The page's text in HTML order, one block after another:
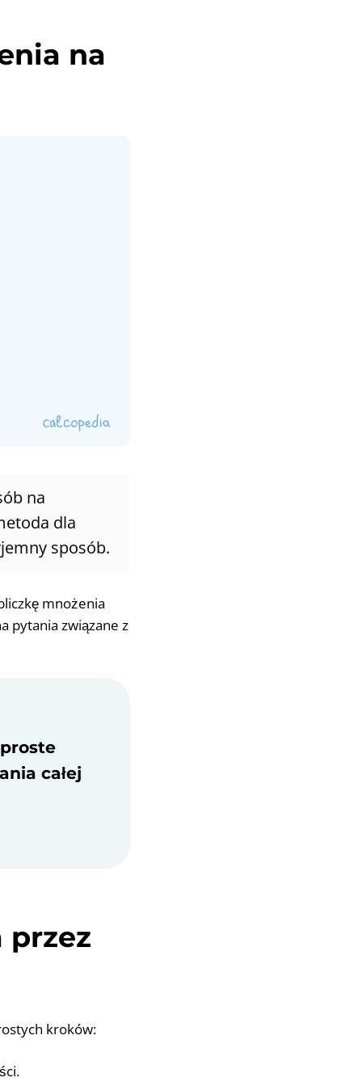
na
na
dla
sposób.
mnożenia
pytania związane z
całej
przez
kroków: